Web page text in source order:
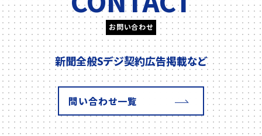
お問い合わせ
新聞全般Sデジ契約広告掲載など
問い合わせ一覧